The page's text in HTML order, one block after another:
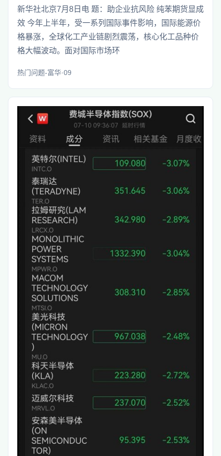
新华社北京7月8日电 题：助企业抗风险 纯苯期货显成
效 今年上半年，受一系列国际事件影响，国际能源价
格暴涨，全球化工产业链剧烈震荡，核心化工品种价
格大幅波动。面对国际市场环
热门问题-富华·09